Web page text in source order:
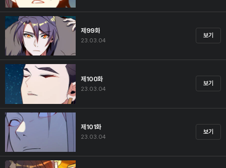
제99화
23.03.04
보기
제100화
23.03.04
보기
제101화
23.03.04
보기